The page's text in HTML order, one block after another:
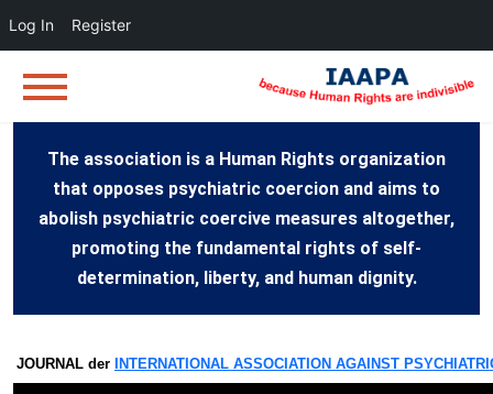
The association is a Human Rights organization
that opposes psychiatric coercion and aims to
abolish psychiatric coercive measures altogether,
promoting the fundamental rights of self-
determination, liberty, and human dignity.
JOURNAL der INTERNATIONAL ASSOCIATION AGAINST
Log In Register